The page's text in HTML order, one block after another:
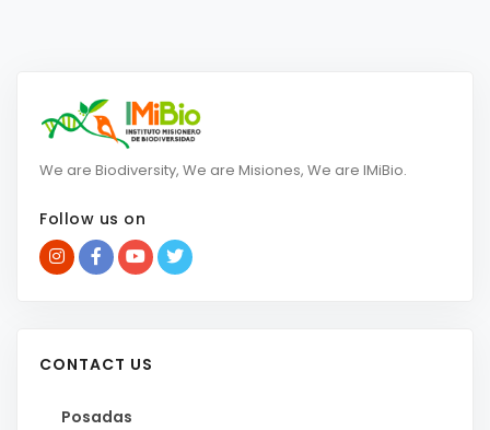
We are Biodiversity, We are Misiones, We are IMiBio.
Follow us on
CONTACT US
Posadas